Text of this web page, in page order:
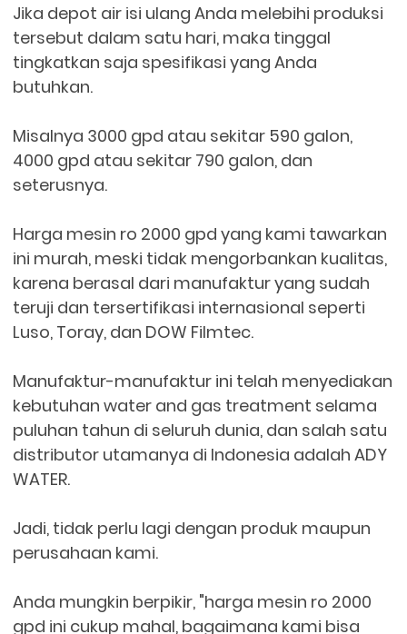
Jika depot air isi ulang Anda melebihi produksi
tersebut dalam satu hari, maka tinggal
tingkatkan saja spesifikasi yang Anda
butuhkan.
Misalnya 3000 gpd atau sekitar 590 galon,
4000 gpd atau sekitar 790 galon, dan
seterusnya.
Harga mesin ro 2000 gpd yang kami tawarkan
ini murah, meski tidak mengorbankan kualitas,
karena berasal dari manufaktur yang sudah
teruji dan tersertifikasi internasional seperti
Luso, Toray, dan DOW Filmtec.
Manufaktur-manufaktur ini telah menyediakan
kebutuhan water and gas treatment selama
puluhan tahun di seluruh dunia, dan salah satu
distributor utamanya di Indonesia adalah ADY
WATER.
Jadi, tidak perlu lagi dengan produk maupun
perusahaan kami.
Anda mungkin berpikir, "harga mesin ro 2000
gpd ini cukup mahal, bagaimana kami bisa